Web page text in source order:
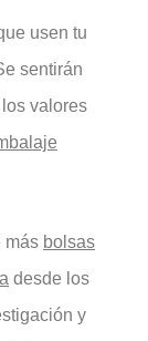
usen tu
sentirán
valores
más bolsas
desde los
y